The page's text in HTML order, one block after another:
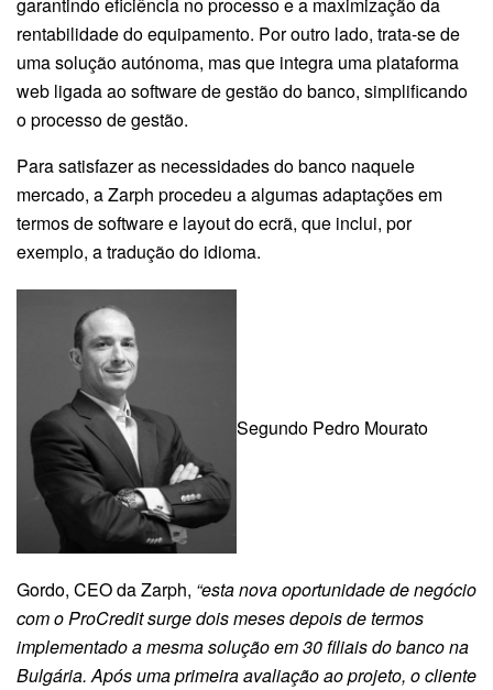
rentabilidade do equipamento. Por outro lado, trata-se de
uma solução autónoma, mas que integra uma plataforma
web ligada ao software de gestão do banco, simplificando
o processo de gestão.
Para satisfazer as necessidades do banco naquele
mercado, a Zarph procedeu a algumas adaptações em
termos de software e layout do ecrã, que inclui, por
exemplo, a tradução do idioma.
Segundo Pedro Mourato
Gordo, CEO da Zarph, “esta nova oportunidade de negócio
com o ProCredit surge dois meses depois de termos
implementado a mesma solução em 30 filiais do banco na
Bulgária. Após uma primeira avaliação ao projeto, o cliente